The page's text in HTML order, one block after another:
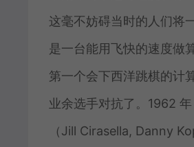
这毫不妨碍当时的人们将
是一台能用飞快的速度做
第一个会下西洋跳棋的计
业余选手对抗了。1962
（Jill Cirasella, Danny